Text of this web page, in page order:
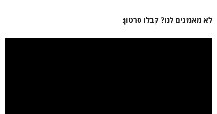
לא מאמינים לנו? קבלו סרטון: